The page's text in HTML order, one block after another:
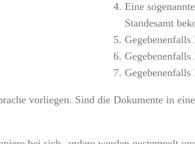
Eine sogenannte
Standesamt
Gegebenenfalls
Gegebenenfalls
vorliegen. Sind die Dokumente in